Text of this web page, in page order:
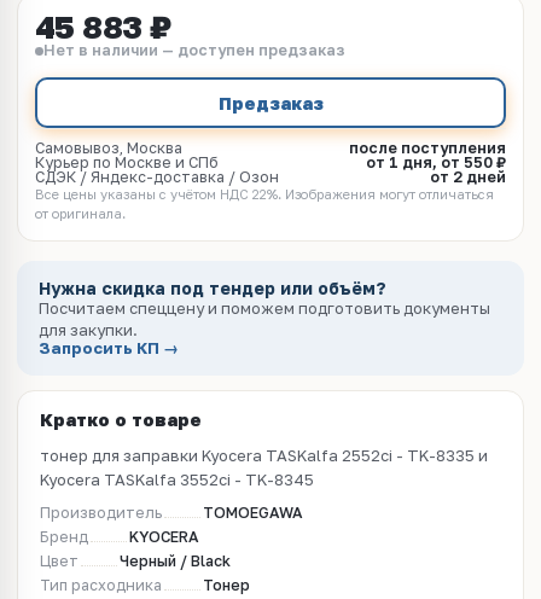
45 883 ₽
Нет в наличии — доступен предзаказ
Предзаказ
Самовывоз, Москва
после поступления
Курьер по Москве и СПб
от 1 дня, от 550 ₽
СДЭК / Яндекс-доставка / Озон
от 2 дней
Все цены указаны с учётом НДС 22%. Изображения могут отличаться
от оригинала.
Нужна скидка под тендер или объём?
Посчитаем спеццену и поможем подготовить документы
для закупки.
Запросить КП →
Кратко о товаре
тонер для заправки Kyocera TASKalfa 2552ci - TK-8335 и
Kyocera TASKalfa 3552ci - TK-8345
Производитель
TOMOEGAWA
Бренд
KYOCERA
Цвет
Черный / Black
Тип расходника
Тонер